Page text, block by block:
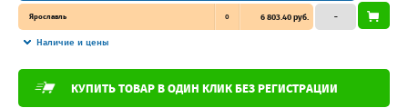
Ярославль 0 6 803.40 руб.
Наличие и цены
–
КУПИТЬ ТОВАР В ОДИН КЛИК БЕЗ РЕГИСТРАЦИИ